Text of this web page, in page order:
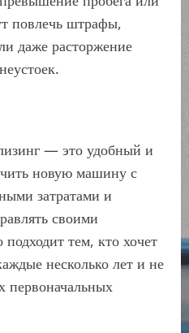
повлечь штрафы,
даже расторжение
— это удобный и
новую машину с
затратами и
своими
тем, кто хочет
несколько лет и не
первоначальных